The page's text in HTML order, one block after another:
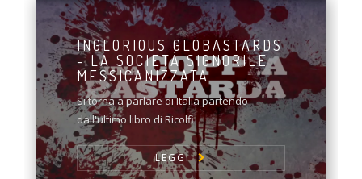
INGLORIOUS GLOBASTARDS
- LA SOCIETÀ SIGNORILE
MESSICANIZZATA
Si torna a parlare di Italia partendo
dall'ultimo libro di Ricolfi
LEGGI